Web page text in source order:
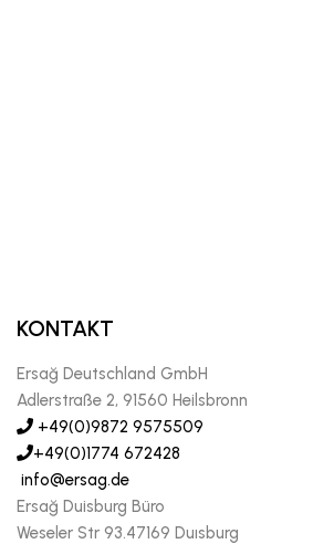
KONTAKT
Ersağ Deutschland GmbH
Adlerstraße 2, 91560 Heilsbronn
+49(0)9872 9575509
+49(0)1774 672428
info@ersag.de
Ersağ Duisburg Büro
Weseler Str 93.47169 Duısburg